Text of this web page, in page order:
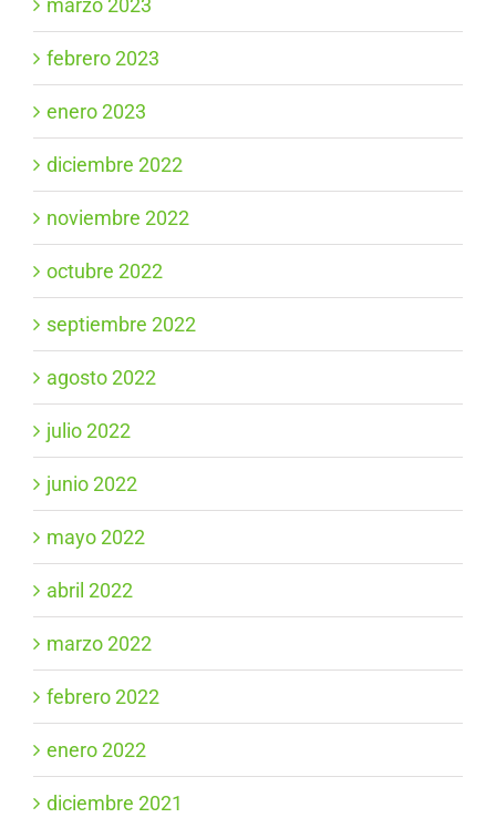
febrero 2023
enero 2023
diciembre 2022
noviembre 2022
octubre 2022
septiembre 2022
agosto 2022
julio 2022
junio 2022
mayo 2022
abril 2022
marzo 2022
febrero 2022
enero 2022
diciembre 2021